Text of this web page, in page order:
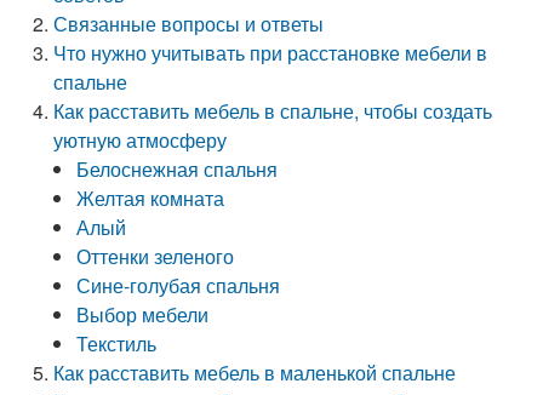
Связанные вопросы и ответы
Что нужно учитывать при расстановке мебели в
спальне
Как расставить мебель в спальне, чтобы создать
уютную атмосферу
Белоснежная спальня
Желтая комната
Алый
Оттенки зеленого
Сине-голубая спальня
Выбор мебели
Текстиль
Как расставить мебель в маленькой спальне